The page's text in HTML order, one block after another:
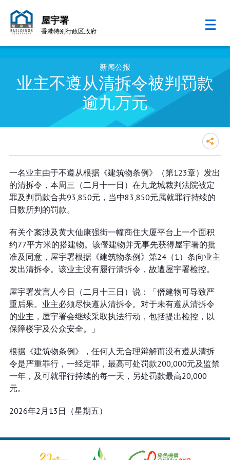
屋宇署
香港特别行政区政府
新闻公报
业主不遵从清拆令被判罚款
逾九万元
业主不遵从清拆令被判罚款逾九万
元
一名业主由于不遵从根据《建筑物条例》（第123章）发出
的清拆令，本周三（二月十一日）在九龙城裁判法院被定
罪及判罚款合共93,850元，当中83,850元属就罪行持续的
日数所判的罚款。
有关个䅁涉及黄大仙康强街一幢商住大厦平台上一个面积
约77平方米的搭建物。该僭建物并无事先获得屋宇署的批
准及同意，屋宇署根据《建筑物条例》第24（1）条向业主
发出清拆令。该业主没有履行清拆令，故遭屋宇署检控。
屋宇署发言人今日（二月十三日）说：「僭建物可导致严
重后果。业主必须尽快遵从清拆令。对于未有遵从清拆令
的业主，屋宇署会继续采取执法行动，包括提出检控，以
保障楼宇及公众安全。」
根据《建筑物条例》，任何人无合理辩解而没有遵从清拆
令是严重罪行，一经定罪，最高可处罚款200,000元及监禁
一年，及可就罪行持续的每一天，另处罚款最高20,000
元。
2026年2月13日（星期五）